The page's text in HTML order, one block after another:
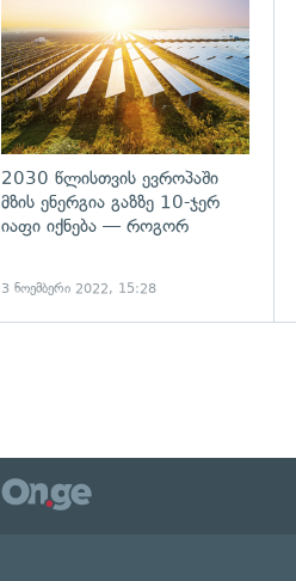
2030 წლისთვის ევროპაში
მზის ენერგია გაზზე 10-ჯერ
იაფი იქნება — როგორ
3 ნოემბერი 2022, 15:28